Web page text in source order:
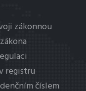
zákonnou
registru
číslem